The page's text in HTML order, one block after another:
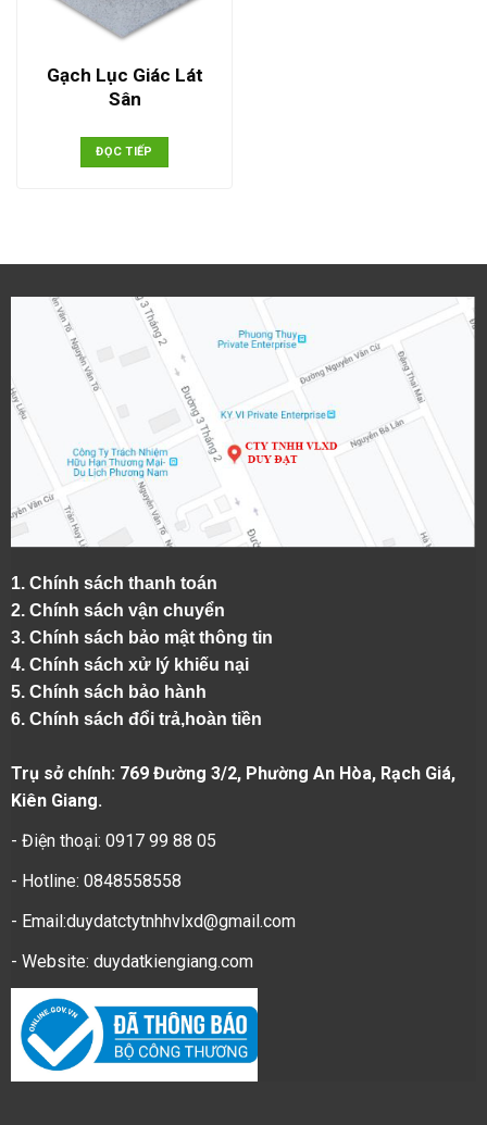
Gạch Lục Giác Lát
Sân
ĐỌC TIẾP
1. Chính sách thanh toán
2. Chính sách vận chuyển
3. Chính sách bảo mật thông tin
4. Chính sách xử lý khiếu nại
5. Chính sách bảo hành
6. Chính sách đổi trả,hoàn tiền
Trụ sở chính: 769 Đường 3/2, Phường An Hòa, Rạch Giá,
Kiên Giang.
- Điện thoại: 0917 99 88 05
- Hotline: 0848558558
- Email:duydatctytnhhvlxd@gmail.com
- Website: duydatkiengiang.com